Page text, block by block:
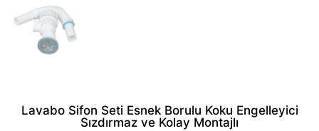
Lavabo Sifon Seti Esnek Borulu Koku Engelleyici
Sızdırmaz ve Kolay Montajlı